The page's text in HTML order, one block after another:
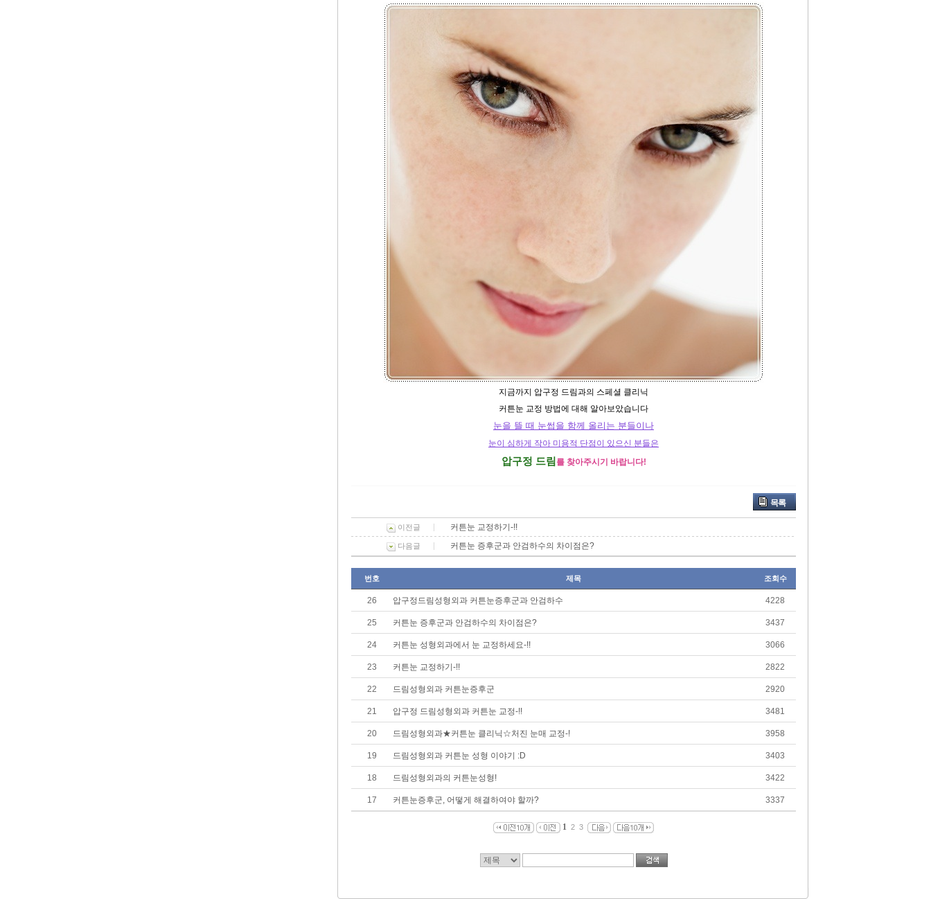
지금까지 압구정 드림과의 스페셜 클리닉
커튼눈 교정 방법에 대해 알아보았습니다
눈을 뜰 때 눈썹을 함께 올리는 분들이나
눈이 심하게 작아 미용적 단점이 있으신 분들은
압구정 드림 를 찾아주시기 바랍니다!
목록
이전글 커튼눈 교정하기-!!
다음글 커튼눈 증후군과 안검하수의 차이점은?
번호 제목 조회수
26 압구정드림성형외과 커튼눈증후군과 안검하수 4228
25 커튼눈 증후군과 안검하수의 차이점은? 3437
24 커튼눈 성형외과에서 눈 교정하세요-!! 3066
23 커튼눈 교정하기-!! 2822
22 드림성형외과 커튼눈증후군 2920
21 압구정 드림성형외과 커튼눈 교정-!! 3481
20 드림성형외과★커튼눈 클리닉☆처진 눈매 교정-! 3958
19 드림성형외과 커튼눈 성형 이야기 :D 3403
18 드림성형외과의 커튼눈성형! 3422
17 커튼눈증후군, 어떻게 해결하여야 할까? 3337
1 2 3